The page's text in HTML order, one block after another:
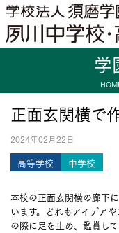
学
正面玄関横で
2024年02月22日
高等学校 中学校
本校の正面玄関横の廊下
います。どれもアイデア
の際に足を止め、鑑賞し